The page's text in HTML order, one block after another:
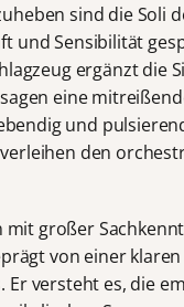
sind die Soli
und Sensibilität
ergänzt die
eine
und
den
großer
von einer
versteht es, die